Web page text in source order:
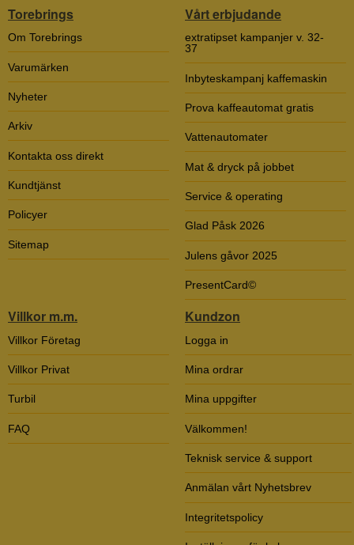
Torebrings
Om Torebrings
Varumärken
Nyheter
Arkiv
Kontakta oss direkt
Kundtjänst
Policyer
Sitemap
Vårt erbjudande
extratipset kampanjer v. 32-
37
Inbyteskampanj kaffemaskin
Prova kaffeautomat gratis
Vattenautomater
Mat & dryck på jobbet
Service & operating
Glad Påsk 2026
Julens gåvor 2025
PresentCard©
Villkor m.m.
Villkor Företag
Villkor Privat
Turbil
FAQ
Kundzon
Logga in
Mina ordrar
Mina uppgifter
Välkommen!
Teknisk service & support
Anmälan vårt Nyhetsbrev
Integritetspolicy